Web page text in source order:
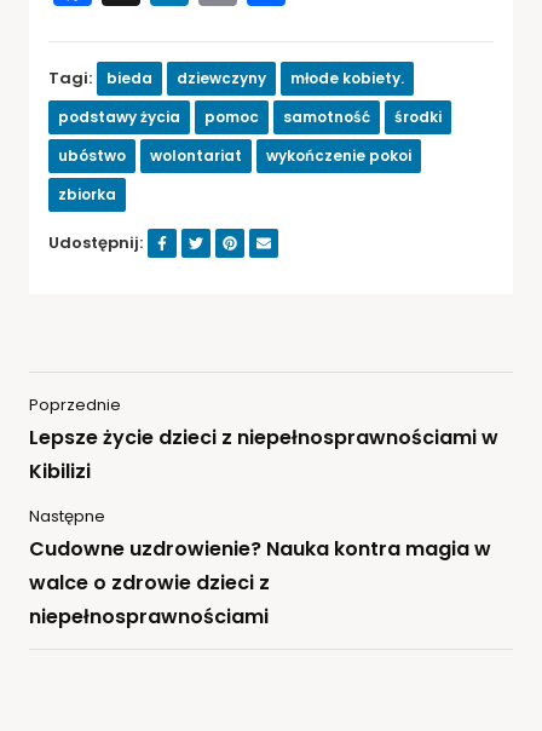
Tagi: bieda dziewczyny
młode kobiety.
podstawy życia
pomoc samotność
środki
ubóstwo
wolontariat
wykończenie pokoi
zbiorka
Udostępnij:
Poprzednie
Lepsze życie dzieci z niepełnosprawnościami w
Kibilizi
Następne
Cudowne uzdrowienie? Nauka kontra magia w
walce o zdrowie dzieci z
niepełnosprawnościami